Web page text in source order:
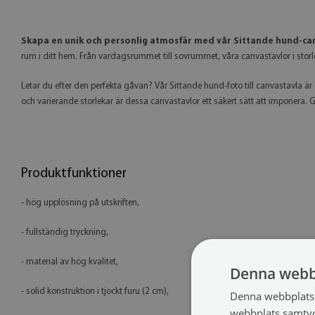
Skapa en unik och personlig atmosfär med vår Sittande hund-
rum i ditt hem. Från vardagsrummet till sovrummet, våra canvastavlor i
Letar du efter den perfekta gåvan? Vår Sittande hund-foto till canvastavla
och varierande storlekar är dessa canvastavlor ett säkert sätt att
Produktfunktioner
- hög upplösning på utskriften,
- fullständig tryckning,
- material av hög kvalitet,
- solid konstruktion i tjockt furu (2 cm),
Denna
Denna